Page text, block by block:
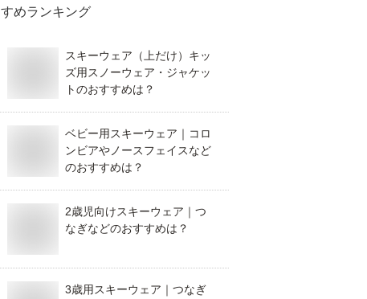
すめランキング
スキーウェア（上だけ）キッ
ズ用スノーウェア・ジャケッ
トのおすすめは？
ベビー用スキーウェア｜コロ
ンビアやノースフェイスなど
のおすすめは？
2歳児向けスキーウェア｜つ
なぎなどのおすすめは？
3歳用スキーウェア｜つなぎ